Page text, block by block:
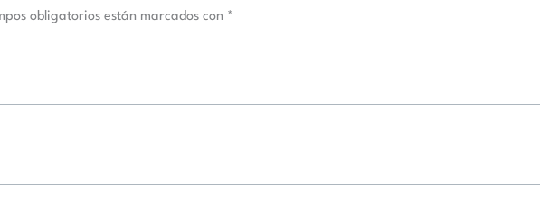
obligatorios están marcados con *